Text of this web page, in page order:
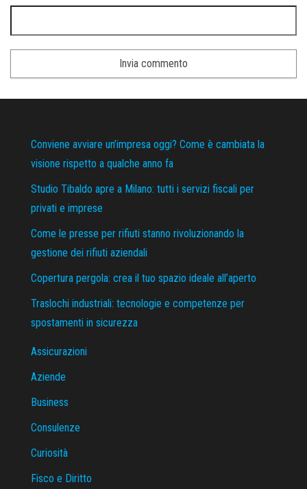
Conviene avviare un’impresa oggi? Come è cambiata la
visione rispetto a qualche anno fa
Studio Tibaldo apre a Milano: tutti i servizi fiscali per
privati e imprese
Come le presse per rifiuti stanno rivoluzionando la
gestione dei rifiuti aziendali
Copertura pergola: crea il tuo spazio ideale all’aperto
Traslochi industriali: tecnologie e competenze per
spostamenti in sicurezza
Assicurazioni
Aziende
Business
Consulenze
Curiosità
Fisco e Diritto